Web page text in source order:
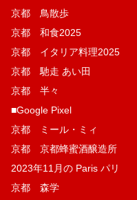
京都 鳥散歩
京都 和食2025
京都 イタリア料理2025
京都 馳走 あい田
京都 半々
■Google Pixel
京都 ミール・ミィ
京都 京都蜂蜜酒醸造所
2023年11月の Paris パリ
京都 森学